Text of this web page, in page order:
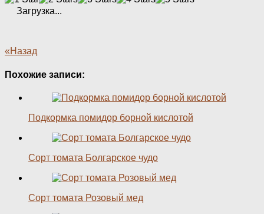
Загрузка...
«Назад
Похожие записи:
Подкормка помидор борной кислотой
Сорт томата Болгарское чудо
Сорт томата Розовый мед